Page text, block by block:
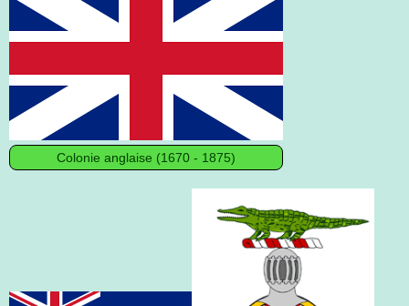
Colonie anglaise (1670 - 1875)